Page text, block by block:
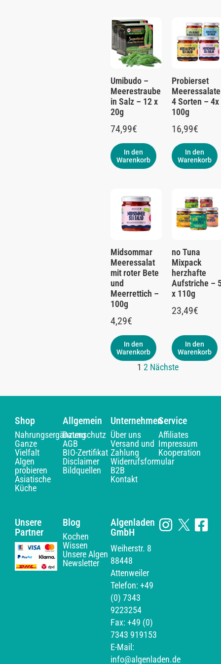
Umibudo –
Meerestraube
in Salz – 12 x
20g
74,99€
In den
Warenkorb
Probierset
Meeressalate
4 Sorten – 4x
100g
16,99€
In den
Warenkorb
Midsommar
Meeressalat
mit roter Bete
und
Meerrettich –
100g
4,29€
In den
Warenkorb
no Tuna
Mixpack
herzhafte
Aufstriche –
x 110g
23,49€
In den
Warenkorb
1 2 Nächste
Shop
Nahrungsergänzung
Ganze
Vielfalt
Algen
probieren
Asiatische
Küche
Allgemein
Datenschutz
AGB
BIO-Zertifikat
Disclaimer
Bildquellen
Unternehmen
Über uns
Versand und
Zahlung
Widerrufsformular
B2B
Kontakt
Service
Affiliates
Impressum
Kooperation
Unsere
Partner
Blog
Kochen
Wissen
Unsere Algen
Newsletter
Algenladen
GmbH
Weiherstr. 8
88448
Attenweiler
Telefon: +49
(0) 7343
9223254
Fax: +49 (0)
7343 919153
E-Mail:
info@algenladen.de